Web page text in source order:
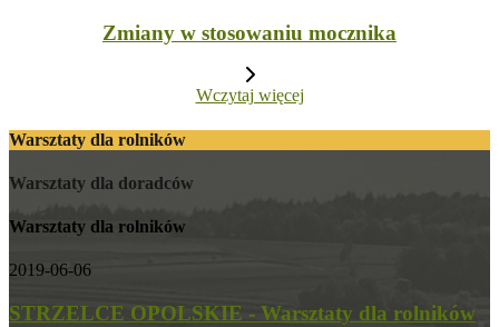
Zmiany w stosowaniu mocznika
Wczytaj więcej
Warsztaty dla rolników
Warsztaty dla doradców
Warsztaty dla rolników
2019-06-06
STRZELCE OPOLSKIE - Warsztaty dla rolników